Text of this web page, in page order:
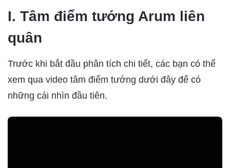
I. Tâm điểm tướng Arum liên
quân
Trước khi bắt đầu phân tích chi tiết, các bạn có thể
xem qua video tâm điểm tướng dưới đây để có
những cái nhìn đầu tiên.